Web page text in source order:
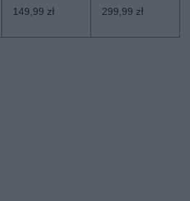
149,99 zł 299,99 zł